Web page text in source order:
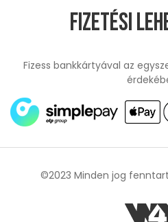
Fizetési
Fizess bankkártyával az
©2023 Minden jog